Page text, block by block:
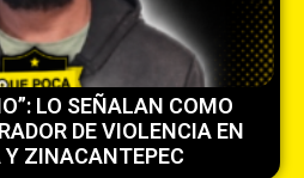
LO SEÑALAN COMO
DE VIOLENCIA EN
ZINACANTEPEC